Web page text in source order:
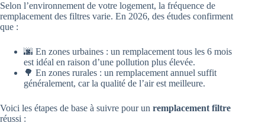
Selon l’environnement de votre logement, la fréquence de
remplacement des filtres varie. En 2026, des études confirment
que :
🌆 En zones urbaines : un remplacement tous les 6 mois
est idéal en raison d’une pollution plus élevée.
🌳 En zones rurales : un remplacement annuel suffit
généralement, car la qualité de l’air est meilleure.
Voici les étapes de base à suivre pour un remplacement filtre
réussi :